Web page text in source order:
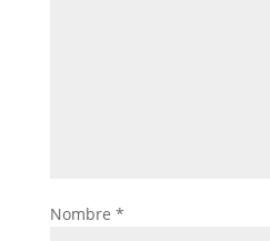
Nombre *